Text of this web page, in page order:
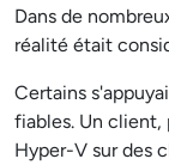
Dans de
réalité était
Certains
fiables. Un client,
Hyper-V sur des